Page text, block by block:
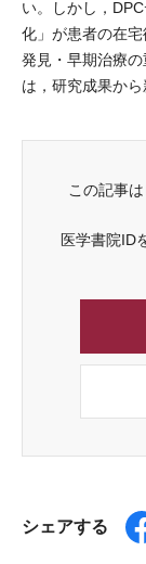
い。しかし，
化」が患者の在
発見・早期治療
は，研究成果か
この記事
医学書院ID
シェアする